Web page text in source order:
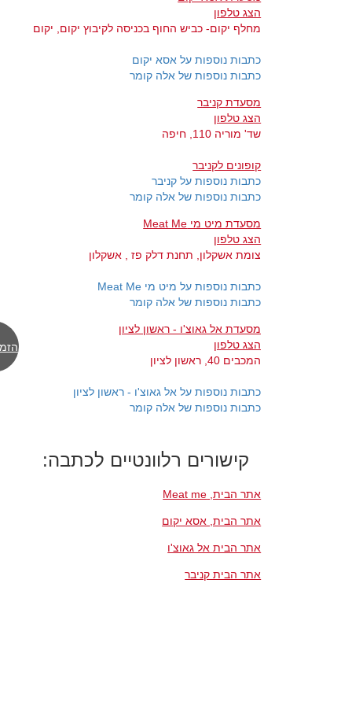
הצג טלפון
מחלף יקום- כביש החוף בכניסה לקיבוץ יקום, יקום
כתבות נוספות על אסא יקום
כתבות נוספות של אלה קומר
מסעדת קניבר
הצג טלפון
שד' מוריה 110, חיפה
קופונים לקניבר
כתבות נוספות על קניבר
כתבות נוספות של אלה קומר
מסעדת מיט מי Meat Me
הצג טלפון
צומת אשקלון, תחנת דלק פז , אשקלון
כתבות נוספות על מיט מי Meat Me
כתבות נוספות של אלה קומר
מסעדת אל גאוצ'ו - ראשון לציון
הצג טלפון
המכבים 40, ראשון לציון
כתבות נוספות על אל גאוצ'ו - ראשון לציון
כתבות נוספות של אלה קומר
קישורים רלוונטיים לכתבה:
אתר הבית, Meat me
אתר הבית, אסא יקום
אתר הבית אל גאוצ'ו
אתר הבית קניבר